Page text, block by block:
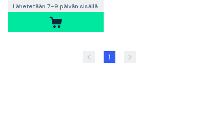
Lähetetään 7-9 päivän sisällä
1